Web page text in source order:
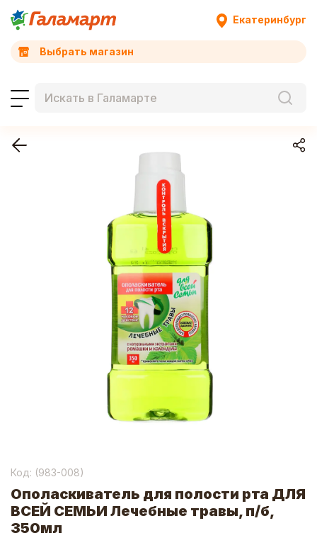
Екатеринбург
Выбрать магазин
Код: (983-008)
Ополаскиватель для полости рта ДЛЯ
ВСЕЙ СЕМЬИ Лечебные травы, п/б,
350мл